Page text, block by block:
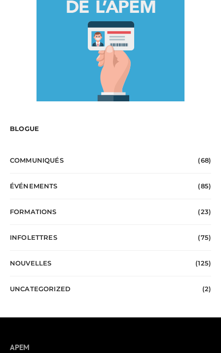
BLOGUE
COMMUNIQUÉS (68)
ÉVÉNEMENTS (85)
FORMATIONS (23)
INFOLETTRES (75)
NOUVELLES (125)
UNCATEGORIZED (2)
APEM